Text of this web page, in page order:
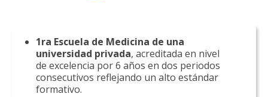
1ra Escuela de Medicina de una
universidad privada, acreditada en nivel
de excelencia por 6 años en dos periodos
consecutivos reflejando un alto estándar
formativo.